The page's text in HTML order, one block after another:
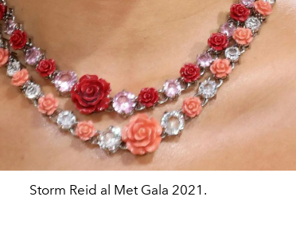
Storm Reid al Met Gala 2021.